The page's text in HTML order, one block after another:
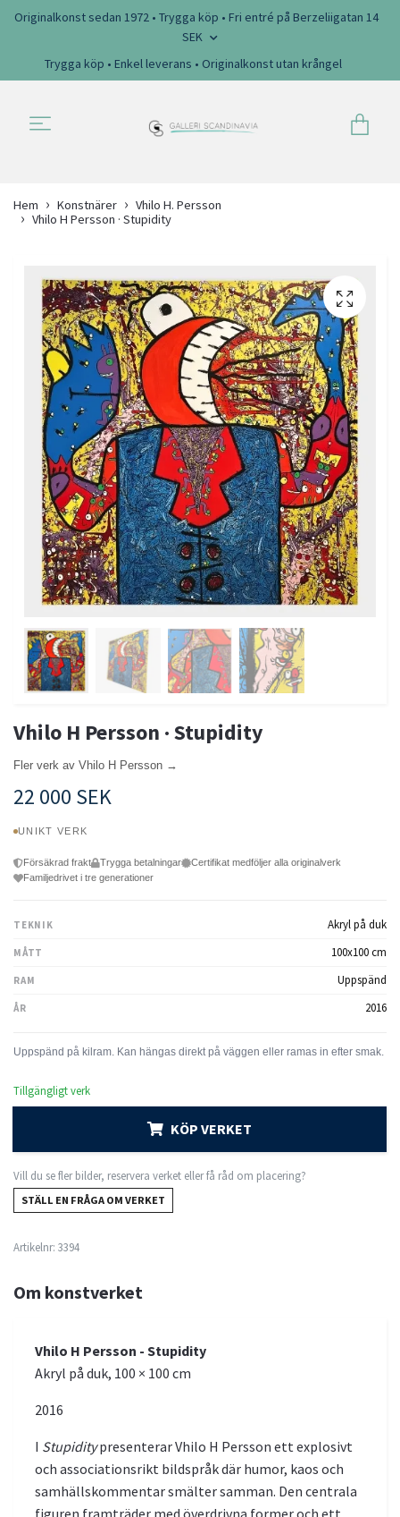
Originalkonst sedan 1972 • Trygga köp • Fri entré på Berzeliigatan 14
SEK
Trygga köp • Enkel leverans • Originalkonst utan krångel
Hem Konstnärer
Vhilo H. Persson
Vhilo H Persson · Stupidity
Vhilo H Persson · Stupidity
Fler verk av Vhilo H Persson →
22 000 SEK
UNIKT VERK
Försäkrad frakt Trygga betalningar
Certifikat medföljer alla originalverk
Familjedrivet i tre generationer
TEKNIK Akryl på duk
MÅTT 100x100 cm
RAM Uppspänd
ÅR 2016
Tillgängligt verk
KÖP VERKET
Vill du se fler bilder, reservera verket eller få råd om placering?
STÄLL EN FRÅGA OM VERKET
Artikelnr: 3394
Om konstverket
Vhilo H Persson - Stupidity
Akryl på duk, 100 × 100 cm
2016
I Stupiditypresenterar Vhilo H Persson ett explosivt
och associationsrikt bildspråk där humor, kaos och
samhällskommentar smälter samman. Den centrala
figuren framträder med överdrivna former och ett